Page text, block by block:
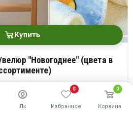
Купить
"Новогоднее" (цвета в
34*74
170 руб.
Лк
0
Избранное
0
Корзина